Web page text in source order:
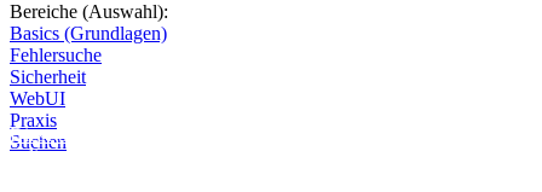
Bereiche (Auswahl):
Basics (Grundlagen)
Fehlersuche
Sicherheit
WebUI
Praxis
Suchen
Diese Seite wird nicht weitergeführt, bleibt aber als digitales Archiv
online. Vielen Dank für deinen Besuch!